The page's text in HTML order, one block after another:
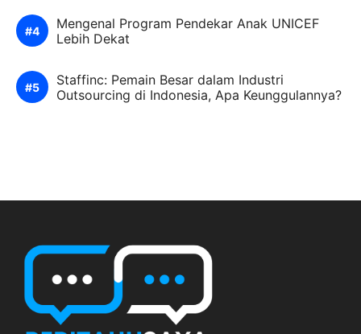
Mengenal Program Pendekar Anak UNICEF
Lebih Dekat
Staffinc: Pemain Besar dalam Industri
Outsourcing di Indonesia, Apa Keunggulannya?